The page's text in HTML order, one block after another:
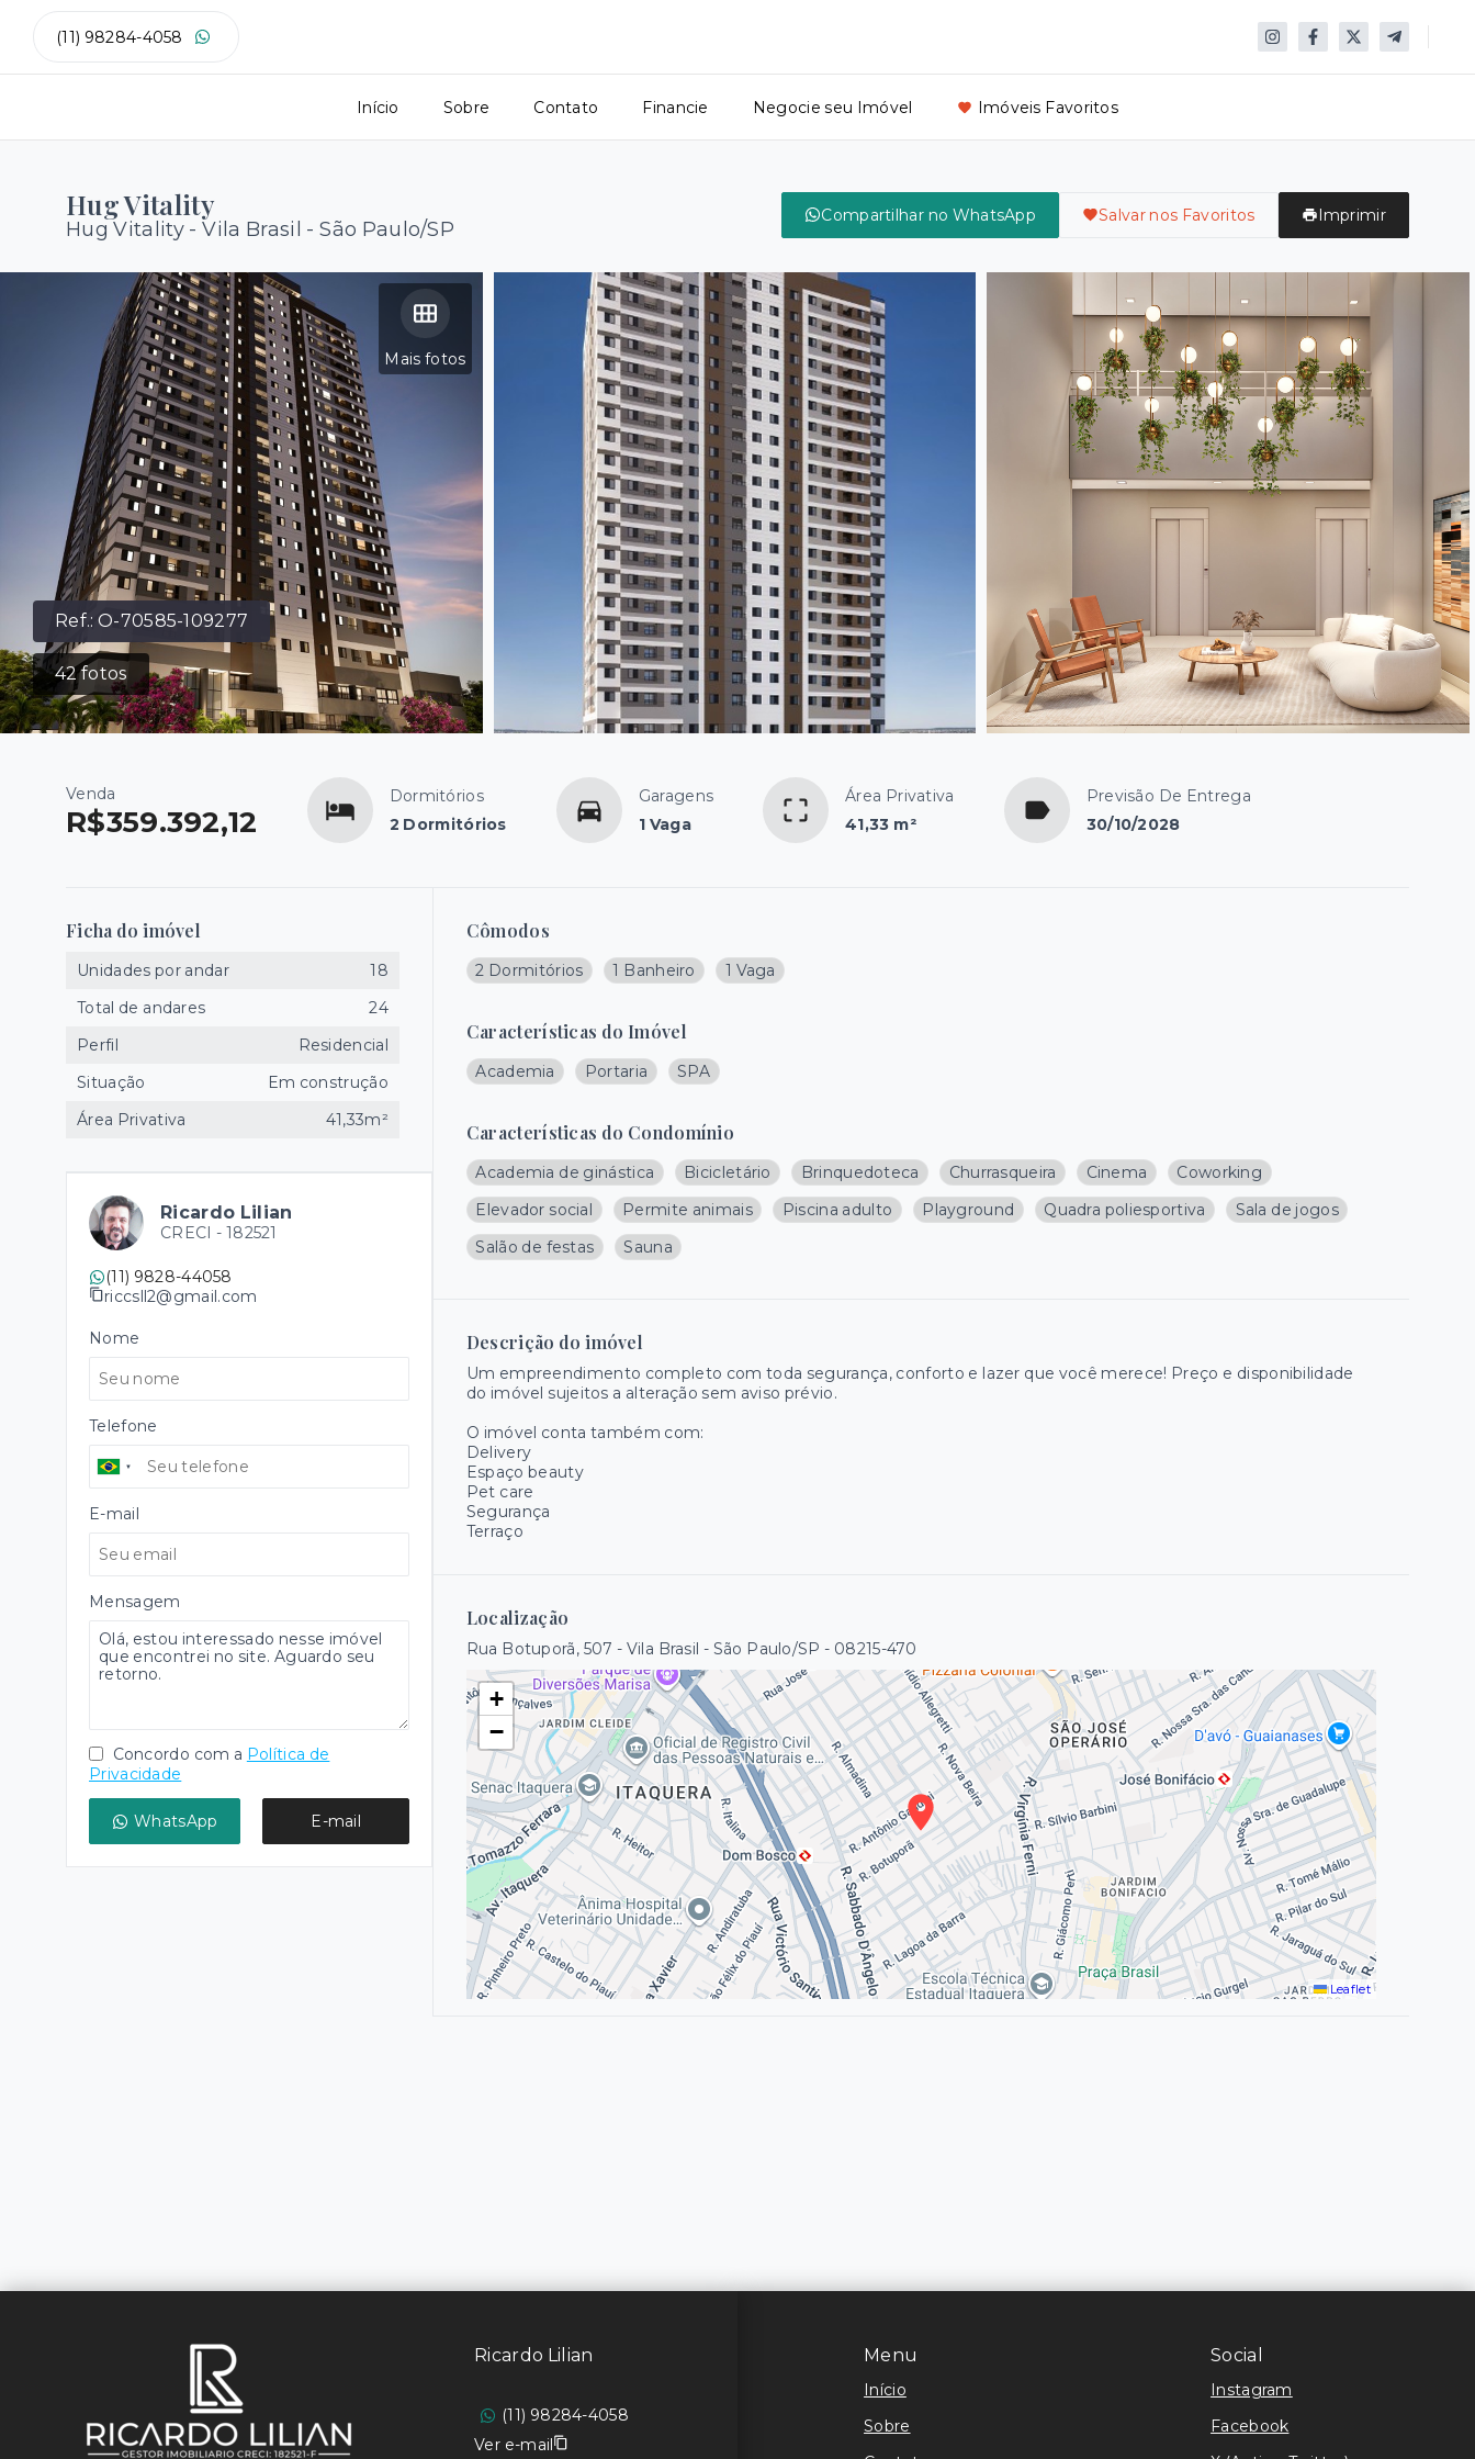
(11) 98284-4058
Início Sobre Contato Financie Negocie seu Imóvel Imóveis Favoritos
Hug Vitality
Hug Vitality -Vila Brasil - São Paulo/SP
Compartilhar no WhatsApp Salvar nos Favoritos Imprimir
Ref.:O-70585-109277
42fotos
Mais fotos
Venda
R$359.392,12
Dormitórios
2 Dormitórios
Garagens
1 Vaga
Área Privativa
41,33 m²
Previsão De Entrega
30/10/2028
Cômodos
2 Dormitórios 1 Banheiro 1 Vaga
Características do Imóvel
Academia Portaria SPA
Características do Condomínio
Academia de ginástica Bicicletário Brinquedoteca Churrasqueira Cinema
Coworking
Elevador social
Permite animais Piscina adulto Playground Quadra poliesportiva
Sala de jogos
Salão de festas
Sauna
Descrição do imóvel
Um empreendimento completo com toda segurança, conforto e lazer que você merece! Preço e disponibilidade
do imóvel sujeitos a alteração sem aviso prévio.
O imóvel conta também com:
Delivery
Espaço beauty
Pet care
Segurança
Terraço
Localização
Rua Botuporã, 507 - Vila Brasil - São Paulo/SP - 08215-470
+
−
Leaflet
Ficha do imóvel
Unidades por andar
18
Total de andares
24
Perfil
Residencial
Situação
Em construção
Área Privativa
41,33m²
Ricardo Lilian
CRECI - 182521
(11) 9828-44058
riccsll2@gmail.com
Nome
Telefone
E-mail
Mensagem
Concordo com a Política de
Privacidade
WhatsApp E-mail
Menu
Início
Sobre
Social
Instagram
Facebook
Ricardo Lilian
(11) 98284-4058
Ver e-mail